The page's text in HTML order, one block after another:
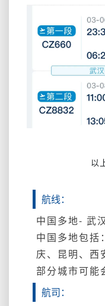
以
航线：
中国多地- 武
中国多地包括
庆、昆明、西
部分城市可
航司：